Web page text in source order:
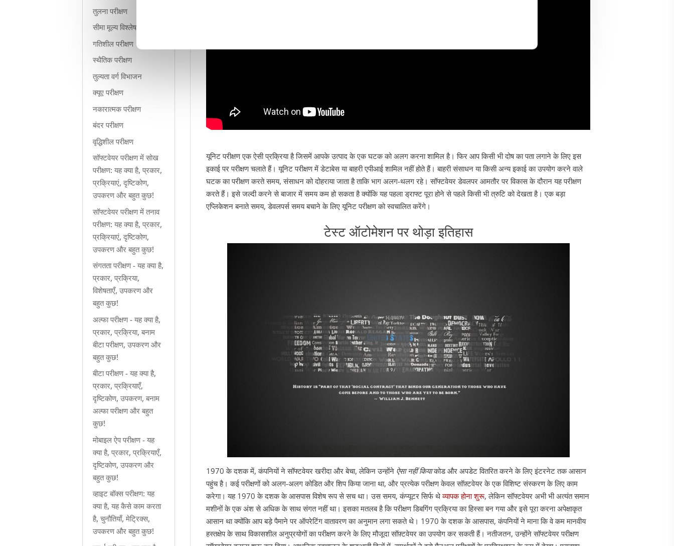
यूनिट परीक्षण एक ऐसी प्रक्रिया है जिसमें आपके उत्पाद के एक घटक को अलग करना शामिल है। फिर आप किसी भी दोष का पता लगाने के लिए इस
इकाई पर परीक्षण चलाते हैं। यूनिट परीक्षण में डेटाबेस या बाहरी एपीआई शामिल नहीं होते हैं। बाहरी संसाधन या किसी अन्य इकाई का उपयोग करने वाले
घटक का परीक्षण करते समय, संसाधन को दोहराया जाता है ताकि भाग अलग-थलग रहे।सॉफ्टवेयर डेवलपर आमतौर पर विकास के दौरान यह परीक्षण
करते हैं। इसे जल्दी करने से बाजार में समय कम हो सकता है क्योंकि यह पहला ड्राफ्ट पूरा होने से पहले किसी भी त्रुटि को देखता है। एक बड़ा
एप्लिकेशन बनाते समय, डेवलपर्स समय बचाने के लिए यूनिट परीक्षण को स्वचालित करेंगे।
टेस्ट ऑटोमेशन पर थोड़ा इतिहास
1970 के दशक में, कंपनियों ने सॉफ्टवेयर खरीदा और बेचा, लेकिन उन्होंने ऐसा नहीं कियाकोड और अपडेट वितरित करने के लिए इंटरनेट तक आसान
पहुंच है। कई परीक्षणों को अलग-अलग कोडित और शिप किया जाना था, और प्रत्येक परीक्षण केवल सॉफ़्टवेयर के एक विशिष्ट संस्करण के लिए काम
करेगा।यह 1970 के दशक के आसपास विशेष रूप से सच था। उस समय, कंप्यूटर सिर्फ थेव्यापक होना शुरू, लेकिन सॉफ्टवेयर अभी भी अत्यंत समान
मशीनों के एक अंश से अधिक के साथ संगत नहीं था। इसका मतलब है कि परीक्षण डिबगिंग प्रक्रिया का हिस्सा बन गया और इसे पूरा करना अपेक्षाकृत
आसान था क्योंकि आप बड़े पैमाने पर ऑपरेटिंग वातावरण का अनुमान लगा सकते थे। 1970 के दशक के आसपास, कंपनियों ने माना कि वे कम मानवीय
हस्तक्षेप के साथ विकासशील अनुप्रयोगों का परीक्षण करने के लिए मौजूदा सॉफ़्टवेयर का उपयोग कर सकती हैं। नतीजतन, उन्होंने सॉफ्टवेयर परीक्षण
तुलना परीक्षण
सीमा मूल्य विश्लेषण
गतिशील परीक्षण
स्थैतिक परीक्षण
तुल्यता वर्ग विभाजन
क्यूए परीक्षण
नकारात्मक परीक्षण
बंदर परीक्षण
वृद्धिशील परीक्षण
सॉफ्टवेयर परीक्षण में सोख
परीक्षण: यह क्या है, प्रकार,
प्रक्रियाएं, दृष्टिकोण,
उपकरण और बहुत कुछ!
सॉफ्टवेयर परीक्षण में तनाव
परीक्षण: यह क्या है, प्रकार,
प्रक्रियाएं, दृष्टिकोण,
उपकरण और बहुत कुछ!
संगतता परीक्षण - यह क्या है,
प्रकार, प्रक्रिया,
विशेषताएँ, उपकरण और
बहुत कुछ!
अल्फा परीक्षण - यह क्या है,
प्रकार, प्रक्रिया, बनाम
बीटा परीक्षण, उपकरण और
बहुत कुछ!
बीटा परीक्षण - यह क्या है,
प्रकार, प्रक्रियाएँ,
दृष्टिकोण, उपकरण, बनाम
अल्फा परीक्षण और बहुत
कुछ!
मोबाइल ऐप परीक्षण - यह
क्या है, प्रकार, प्रक्रियाएँ,
दृष्टिकोण, उपकरण और
बहुत कुछ!
व्हाइट बॉक्स परीक्षण: यह
क्या है, यह कैसे काम करता
है, चुनौतियाँ, मेट्रिक्स,
उपकरण और बहुत कुछ!